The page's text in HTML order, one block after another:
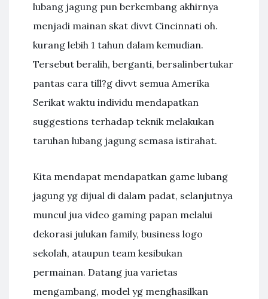
lubang jagung pun berkembang akhirnya
menjadi mainan skat divvt Cincinnati oh.
kurang lebih 1 tahun dalam kemudian.
Tersebut beralih, berganti, bersalinbertukar
pantas cara till?g divvt semua Amerika
Serikat waktu individu mendapatkan
suggestions terhadap teknik melakukan
taruhan lubang jagung semasa istirahat.
Kita mendapat mendapatkan game lubang
jagung yg dijual di dalam padat, selanjutnya
muncul jua video gaming papan melalui
dekorasi julukan family, business logo
sekolah, ataupun team kesibukan
permainan. Datang jua varietas
mengambang, model yg menghasilkan